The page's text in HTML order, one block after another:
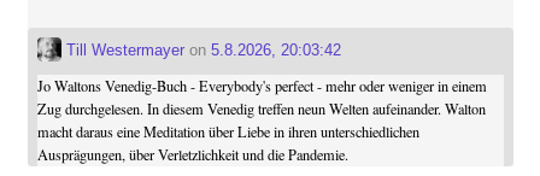
Till Westermayeron 5.8.2026, 20:03:42
Jo Waltons Venedig-Buch - Everybody's perfect - mehr oder weniger in einem
Zug durchgelesen. In diesem Venedig treffen neun Welten aufeinander. Walton
macht daraus eine Meditation über Liebe in ihren unterschiedlichen
Ausprägungen, über Verletzlichkeit und die Pandemie.